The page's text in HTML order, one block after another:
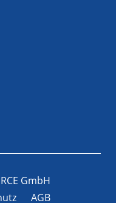
GmbH
AGB